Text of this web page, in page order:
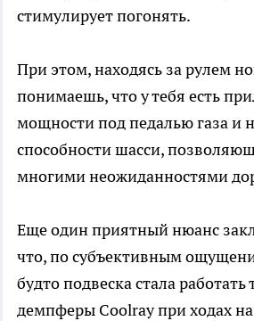
стимулирует погонять.
При этом, находясь за рулем
понимаешь, что у тебя есть
мощности под педалью газа и
способности шасси,
многими неожиданностями
Еще один приятный нюанс
что, по субъективным
будто подвеска стала
демпферы Coolray при ходах